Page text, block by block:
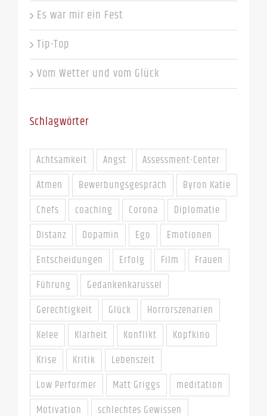
Es war mir ein Fest
Tip-Top
Vom Wetter und vom Glück
Schlagwörter
Achtsamkeit Angst
Assessment-Center
Atmen
Bewerbungsgespräch
Byron Katie
Chefs
coaching Corona
Diplomatie
Distanz
Dopamin Ego
Emotionen
Entscheidungen
Erfolg Film
Frauen
Führung
Gedankenkarussel
Gerechtigkeit
Glück
Horrorszenarien
Kelee
Klarheit Konflikt
Kopfkino
Krise
Kritik
Lebenszeit
Low Performer
Matt Griggs
meditation
Motivation
schlechtes Gewissen